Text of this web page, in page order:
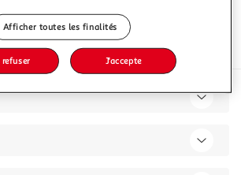
Viande De France
Afficher toutes les finalités
J'accepte